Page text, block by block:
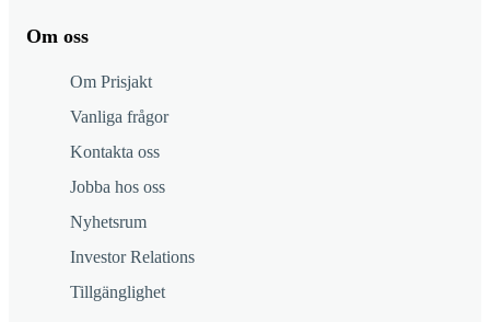
Om oss
Om Prisjakt
Vanliga frågor
Kontakta oss
Jobba hos oss
Nyhetsrum
Investor Relations
Tillgänglighet